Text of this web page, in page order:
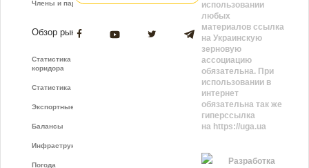
Члены и партнёры
Обзор рынка
Статистика зернового
коридора
Статистика фрахта
Экспортные показатели
Балансы
Инфраструктура
Погода
использовании
любых
материалов ссылка
на Украинскую
зерновую
ассоциацию
обязательна. При
использовании в
интернет
обязательна так же
гиперссылка
на https://uga.ua
Разработка